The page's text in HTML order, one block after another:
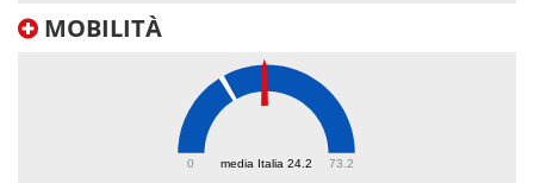
MOBILITÀ
media Italia 24.2
0 73.2